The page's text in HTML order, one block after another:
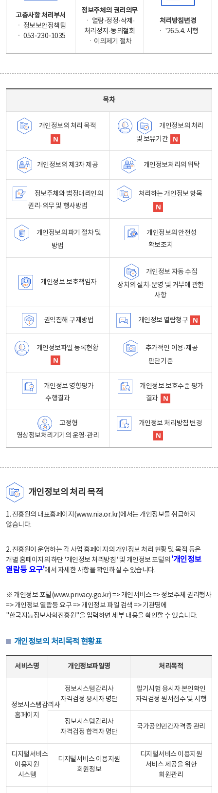
고충사항 처리부서
ㆍ 정보보안정책팀
ㆍ 053-230-1035
정보주체의 권리의무
ㆍ 열람·정정·삭제·
처리정지·동의철회
ㆍ이의제기 절차
처리방침변경
ㆍ '26.5.4. 시행
목차
개인정보의 처리 목적
개인정보의 처리
및 보유기간
개인정보의 제3자 제공 개인정보처리의 위탁
정보주체와 법정대리인의
권리·의무 및 행사방법
처리하는 개인정보 항목
개인정보의 파기 절차 및
방법
개인정보의 안전성
확보조치
개인정보 보호책임자
개인정보 자동 수집
장치의 설치·운영 및 거부에 관한
사항
권익침해 구제방법 개인정보 열람청구
개인정보파일 등록현황
추가적인 이용·제공
판단기준
개인정보 영향평가
수행결과
개인정보 보호수준 평가
결과
고정형
영상정보처리기기의 운영·관리
개인정보 처리방침 변경
개인정보의 처리 목적
1. 진흥원의 대표홈페이지(www.nia.or.kr)에서는 개인정보를 취급하지
않습니다.
2. 진흥원이 운영하는 각 사업 홈페이지의 개인정보 처리 현황 및 목적 등은
개별 홈페이지의 하단 '개인정보 처리방침' 및 개인정보 포털의 '개인정보
열람등 요구'에서 자세한 사항을 확인하실 수 있습니다.
※ 개인정보 포털(www.privacy.go.kr) => 개인서비스 => 정보주체 권리행사
=> 개인정보 열람등 요구 => 개인정보 파일 검색 => 기관명에
"한국지능정보사회진흥원"을 입력하면 세부 내용을 확인할 수 있습니다.
개인정보의 처리목적 현황표
서비스명 개인정보파일명 처리목적
정보시스템감리사
홈페이지
정보시스템감리사
자격검정 응시자 명단
필기시험 응시자 본인확인
자격검정 원서접수 및 시행
정보시스템감리사
자격검정 합격자 명단
국가공인민간자격증 관리
디지털서비스
이용지원
시스템
디지털서비스 이용지원
회원정보
디지털서비스 이용지원
서비스 제공을 위한
회원관리